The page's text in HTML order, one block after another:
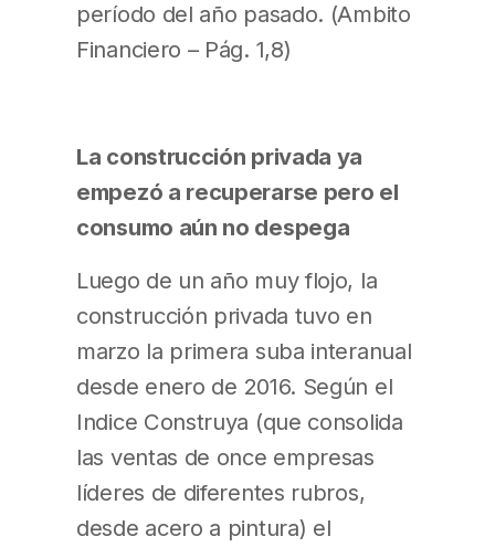
período del año pasado. (Ambito
Financiero – Pág. 1,8)
La construcción privada ya
empezó a recuperarse pero el
consumo aún no despega
Luego de un año muy flojo, la
construcción privada tuvo en
marzo la primera suba interanual
desde enero de 2016. Según el
Indice Construya (que consolida
las ventas de once empresas
líderes de diferentes rubros,
desde acero a pintura) el